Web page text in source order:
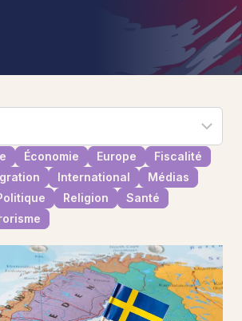
Économie Europe
Fiscalité
International
Médias
Religion
Santé